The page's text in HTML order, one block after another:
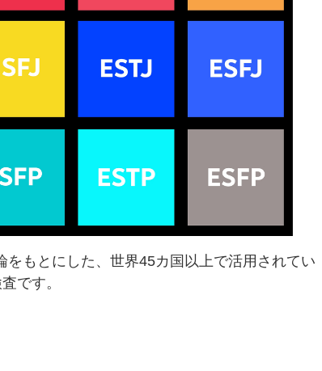
をもとにした、世界45カ国以上で活用されてい
です。